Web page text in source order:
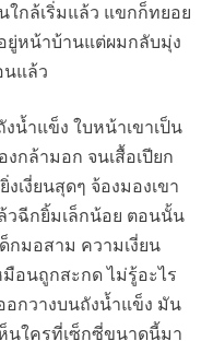
ใกล้เริ่มแล้ว แขกก็ทยอย
ยู่หน้าบ้านแต่ผมกลับมุ่ง
นแล้ว
งน้ำแข็ง ใบหน้าเขาเป็น
กล้ามอก จนเสื้อเปียก
เงี่ยนสุดๆ จ้องมองเขา
วฉีกยิ้มเล็กน้อย ตอนนั้น
กมอสาม ความเงี่ยน
อนถูกสะกด ไม่รู้อะไร
อกวางบนถังน้ำแข็ง มัน
นใครที่เซ็กซี่ขนาดนี้มา